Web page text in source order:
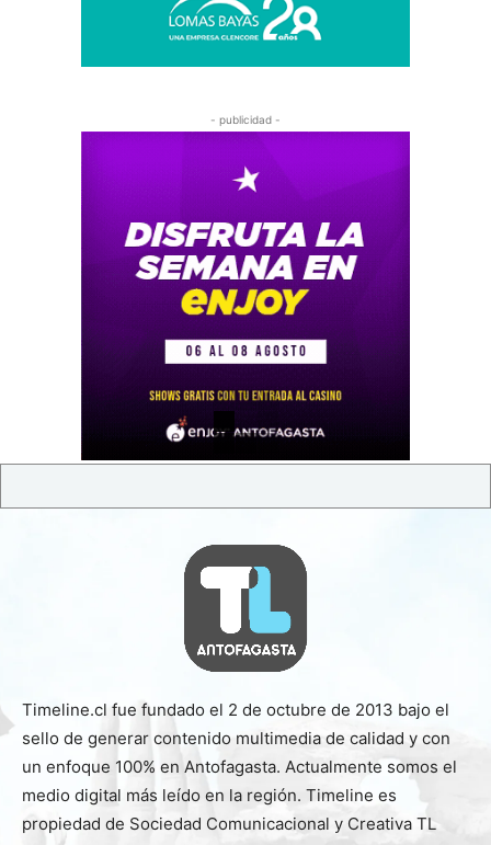
- publicidad -
Timeline.cl fue fundado el 2 de octubre de 2013 bajo el
sello de generar contenido multimedia de calidad y con
un enfoque 100% en Antofagasta. Actualmente somos el
medio digital más leído en la región. Timeline es
propiedad de Sociedad Comunicacional y Creativa TL